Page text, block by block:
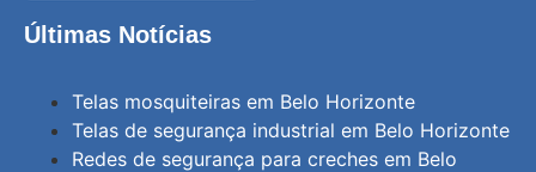
Últimas Notícias
Telas mosquiteiras em Belo Horizonte
Telas de segurança industrial em Belo Horizonte
Redes de segurança para creches em Belo